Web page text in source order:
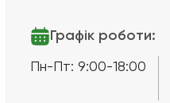
Графік роботи:
Пн-Пт: 9:00-18:00